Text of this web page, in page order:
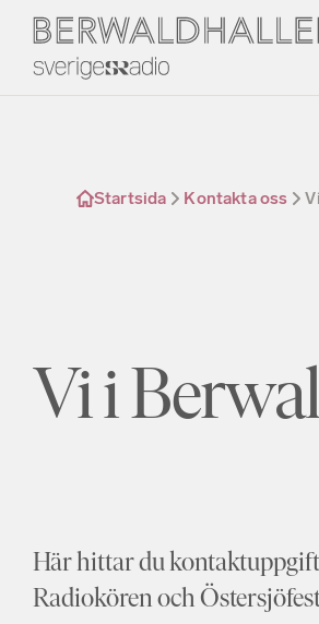
Startsida Kontakta oss
Vi i
Här hittar du
Radiokören och